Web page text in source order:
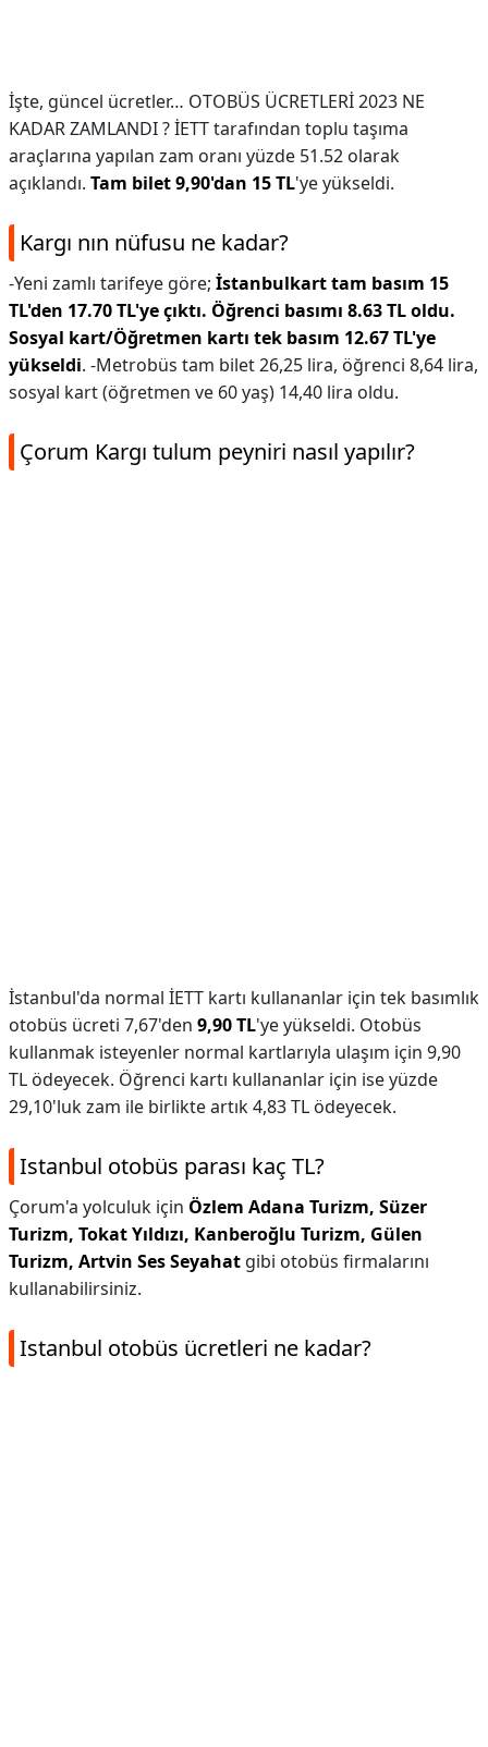
İşte, güncel ücretler… OTOBÜS ÜCRETLERİ 2023 NE
KADAR ZAMLANDI ? İETT tarafından toplu taşıma
araçlarına yapılan zam oranı yüzde 51.52 olarak
açıklandı. Tam bilet 9,90'dan 15 TL'ye yükseldi.
Kargı nın nüfusu ne kadar?
-Yeni zamlı tarifeye göre; İstanbulkart tam basım 15
TL'den 17.70 TL'ye çıktı. Öğrenci basımı 8.63 TL oldu.
Sosyal kart/Öğretmen kartı tek basım 12.67 TL'ye
yükseldi. -Metrobüs tam bilet 26,25 lira, öğrenci 8,64 lira,
sosyal kart (öğretmen ve 60 yaş) 14,40 lira oldu.
Çorum Kargı tulum peyniri nasıl yapılır?
İstanbul'da normal İETT kartı kullananlar için tek basımlık
otobüs ücreti 7,67'den 9,90 TL'ye yükseldi. Otobüs
kullanmak isteyenler normal kartlarıyla ulaşım için 9,90
TL ödeyecek. Öğrenci kartı kullananlar için ise yüzde
29,10'luk zam ile birlikte artık 4,83 TL ödeyecek.
Istanbul otobüs parası kaç TL?
Çorum'a yolculuk için Özlem Adana Turizm, Süzer
Turizm, Tokat Yıldızı, Kanberoğlu Turizm, Gülen
Turizm, Artvin Ses Seyahat gibi otobüs firmalarını
kullanabilirsiniz.
Istanbul otobüs ücretleri ne kadar?